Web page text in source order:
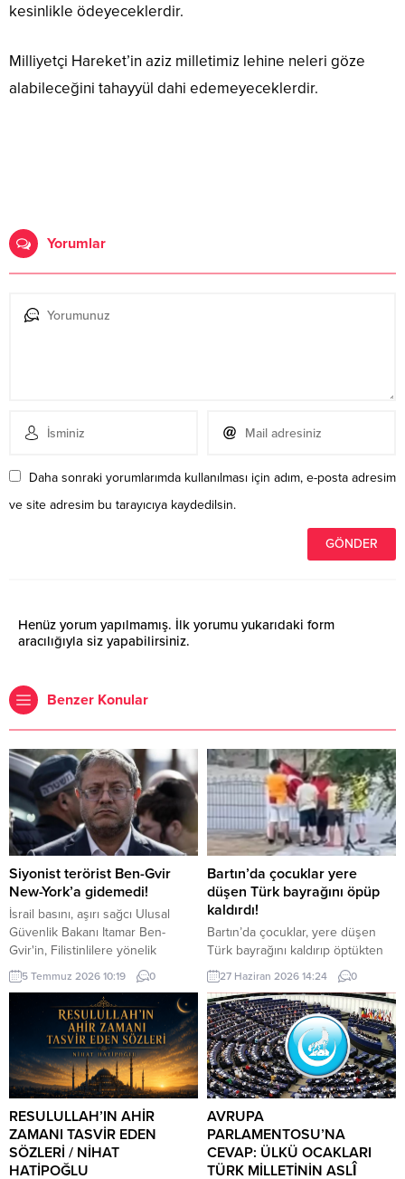
kesinlikle ödeyeceklerdir.
Milliyetçi Hareket’in aziz milletimiz lehine neleri göze
alabileceğini tahayyül dahi edemeyeceklerdir.
Yorumlar
Daha sonraki yorumlarımda kullanılması için adım, e-posta adresim
ve site adresim bu tarayıcıya kaydedilsin.
Henüz yorum yapılmamış. İlk yorumu yukarıdaki form
aracılığıyla siz yapabilirsiniz.
Benzer Konular
Siyonist terörist Ben-Gvir
New-York’a gidemedi!
İsrail basını, aşırı sağcı Ulusal
Güvenlik Bakanı Itamar Ben-
Gvir'in, Filistinlilere yönelik
politika ve uygulamaları nedeniyle
"gözaltına alınma" endişesiyle bu
hafta New York'a yapacağı ziyareti
iptal ettiğini ileri sürdü.
5 Temmuz 2026 10:19 0
Bartın’da çocuklar yere
düşen Türk bayrağını öpüp
kaldırdı!
Bartın’da çocuklar, yere düşen
Türk bayrağını kaldırıp öptükten
sonra gelen itfaiye ekiplerinin de
yardımıyla göndere çekti. O anlar
cep telefonu kamerası tarafından
kaydedildi. Yerden kaldırıp öptüler
Kemerköprü Mahallesi’nde dün
akşam saatlerinde Cumhuriyet
Parkı içerisindeki direkte bulunan
Türk bayrağı rüzgar nedeniyle
ipinin kopmasıyla yere düştü. Bu
sırada parkta oynayan çocuklar
yere...
27 Haziran 2026 14:24 0
RESULULLAH’IN AHİR
ZAMANI TASVİR EDEN
SÖZLERİ / NİHAT
HATİPOĞLU
AVRUPA
PARLAMENTOSU’NA
CEVAP: ÜLKÜ OCAKLARI
TÜRK MİLLETİNİN ASLÎ